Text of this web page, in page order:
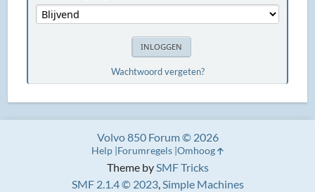
Wachtwoord vergeten?
Theme bySMF Tricks
SMF 2.1.4 © 2023,Simple Machines
Volvo 850 Forum © 2026
Help Forumregels Omhoog